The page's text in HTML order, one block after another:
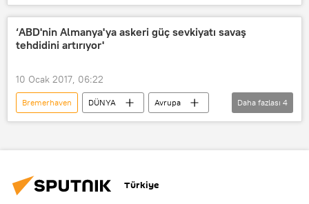
Türkiye
Haberler
Almanya
Bremen
Yeni Fatih Camii
Milli Görüş
camiye saldırı
‘ABD'nin Almanya'ya askeri güç sevkiyatı savaş
tehdidini artırıyor'
10 Ocak 2017, 06:22
Bremerhaven DÜNYA
Avrupa
Haberler
ABD
Almanya
Daha fazlası 4
Türkiye